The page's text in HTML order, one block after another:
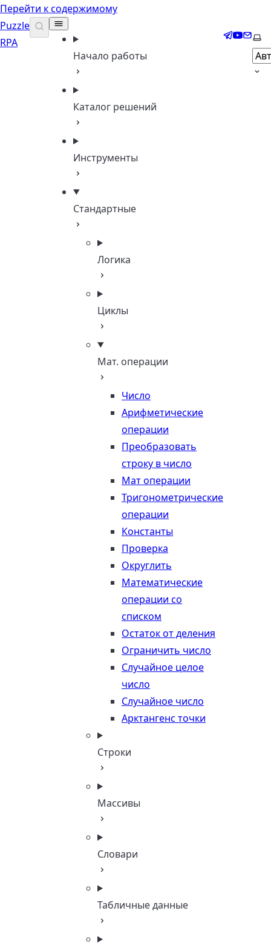
Перейти к содержимому
Puzzle
RPA
Начало работы
Каталог решений
Инструменты
Стандартные
Логика
Циклы
Мат. операции
Число
Арифметические
операции
Преобразовать
строку в число
Мат операции
Тригонометрические
операции
Константы
Проверка
Округлить
Математические
операции со
списком
Остаток от деления
Ограничить число
Случайное целое
число
Случайное число
Арктангенс точки
Строки
Массивы
Словари
Табличные данные
Telegram
YouTube
Email